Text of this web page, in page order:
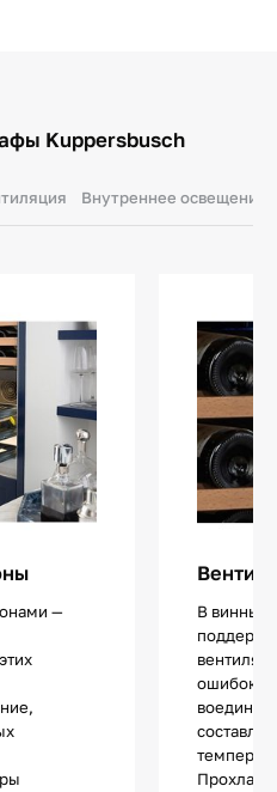
Kuppersbusch
Внутреннее освещение
—
В винных
ошибок в
воедино